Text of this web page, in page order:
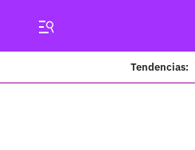
Tendencias: